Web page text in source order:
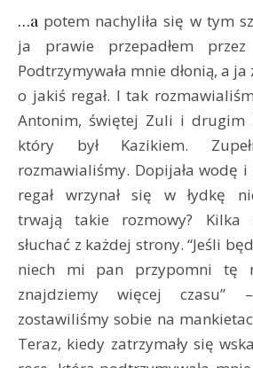
…a potem nachyliła się w tym szumie wokół stołu,
ja prawie przepadłem przez
Podtrzymywała mnie dłonią, a ja
o jakiś regał. I tak
Antonim, świętej Zuli i drugim
który był Kazikiem.
rozmawialiśmy. Dopijała wodę i
regał wrzynał się w łydkę
trwają takie rozmowy? Kilka
słuchać z każdej strony. “Jeśli
niech mi pan przypomni tę
znajdziemy więcej czasu”
zostawiliśmy sobie na
Teraz, kiedy zatrzymały się